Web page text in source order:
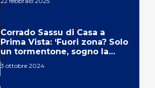
Corrado Sassu di Casa a
Prima Vista: ‘Fuori zona? Solo
un tormentone, sogno la
3 ottobre 2024